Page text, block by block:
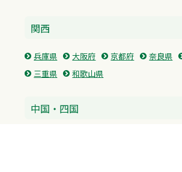
関西
兵庫県 大阪府 京都府 奈良県
三重県
和歌山県
中国・四国